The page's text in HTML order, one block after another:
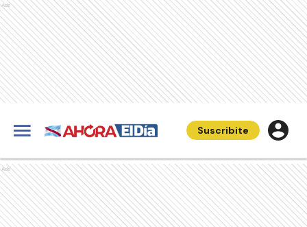
Ads
Suscribite
Ads